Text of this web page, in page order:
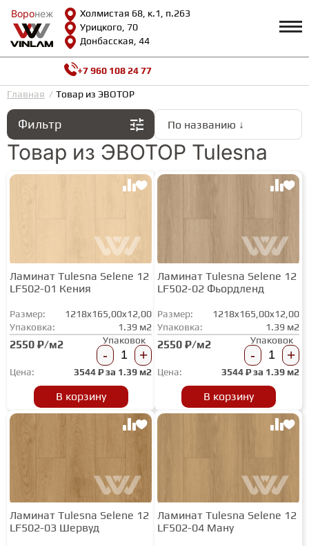
Воронеж
Холмистая 68, к.1, п.263
Урицкого, 70
Донбасская, 44
Воронеж
КАТАЛОГ Профиль
Доставка и оплата
Возврат и гарантии
Сотрудничество
Вопросы и ответы
ВИНИЛОВАЯ ПЛИТКА
ЛАМИНАТ
ИНЖЕНЕРНАЯ ДОСКА
ПАРКЕТНАЯ ДОСКА
ТЕРРАСНАЯ ДОСКА
КОВРОВАЯ ПЛИТКА
МОДУЛЬНЫЕ ПВХ
ПЛИНТУС
+7 960 108 24 77
Главная Товар из ЭВОТОР
Фильтр По названию ↓
Товар из ЭВОТОР Tulesna
Ламинат Tulesna Selene 12
LF502-01 Кения
Размер:
1218x165,00x12,00
Упаковка:
1.39 м2
2550 ₽/м2 Упаковок
- +
Цена: 3544₽ за 1.39 м2
В корзину
Ламинат Tulesna Selene 12
LF502-02 Фьордленд
Размер:
1218x165,00x12,00
Упаковка:
1.39 м2
2550 ₽/м2 Упаковок
- +
Цена: 3544₽ за 1.39 м2
В корзину
Ламинат Tulesna Selene 12
LF502-03 Шервуд
Ламинат Tulesna Selene 12
LF502-04 Ману